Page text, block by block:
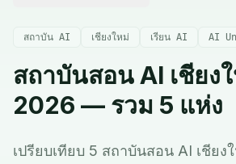
สถาบัน AI เชียงใหม่ เรียน AI AI
สถาบันสอน AI เชียง
2026 — รวม 5 แห่ง
เปรียบเทียบ 5 สถาบันสอน AI เชีย